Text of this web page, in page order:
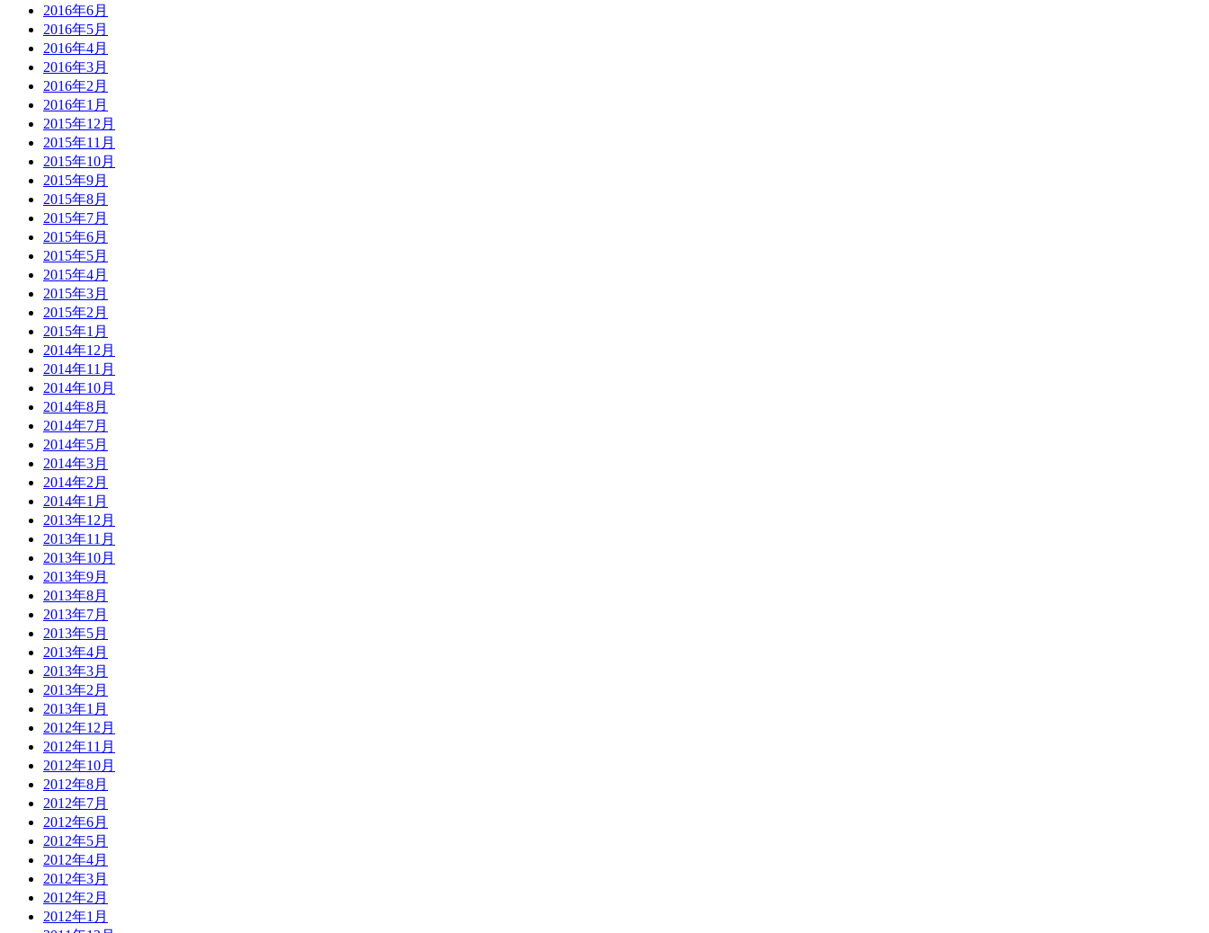
2016年6月
2016年5月
2016年4月
2016年3月
2016年2月
2016年1月
2015年12月
2015年11月
2015年10月
2015年9月
2015年8月
2015年7月
2015年6月
2015年5月
2015年4月
2015年3月
2015年2月
2015年1月
2014年12月
2014年11月
2014年10月
2014年8月
2014年7月
2014年5月
2014年3月
2014年2月
2014年1月
2013年12月
2013年11月
2013年10月
2013年9月
2013年8月
2013年7月
2013年5月
2013年4月
2013年3月
2013年2月
2013年1月
2012年12月
2012年11月
2012年10月
2012年8月
2012年7月
2012年6月
2012年5月
2012年4月
2012年3月
2012年2月
2012年1月